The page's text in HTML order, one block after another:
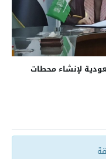
لإنشاء محطات